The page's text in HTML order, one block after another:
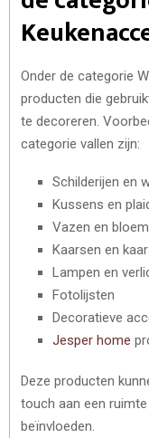
Onder de categorie
producten die
te decoreren.
categorie vallen zijn:
Schilderijen en
Kussens en
Vazen en
Kaarsen en
Lampen en
Fotolijsten
Decoratieve
Jesper home
Deze producten
touch aan een
beïnvloeden.